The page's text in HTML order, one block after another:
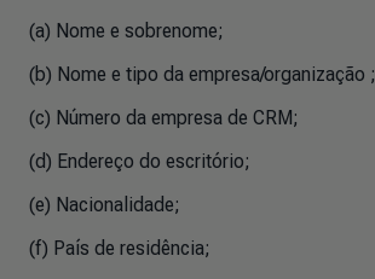
(a) Nome e sobrenome;
(b) Nome e tipo da empresa/organização ;
(c) Número da empresa de CRM;
(d) Endereço do escritório;
(e) Nacionalidade;
(f) País de residência;